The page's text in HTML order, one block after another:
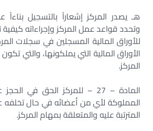
هـ يصدر المركز إشعاراً بالتسجيل
وتحدد قواعد عمل المركز وإجراءاته كيفية
للأوراق المالية المسجلين في سجلات
الأوراق المالية التي يملكونها، والتي
المركز.
المادة – 27 – للمركز الحق في
المملوكة لأي من أعضائه في حال تخلفه
المترتبة عليه والمتعلقة بمهام المركز.